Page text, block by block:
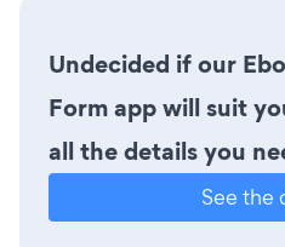
Undecided if our
Form app will suit
all the details you
See the